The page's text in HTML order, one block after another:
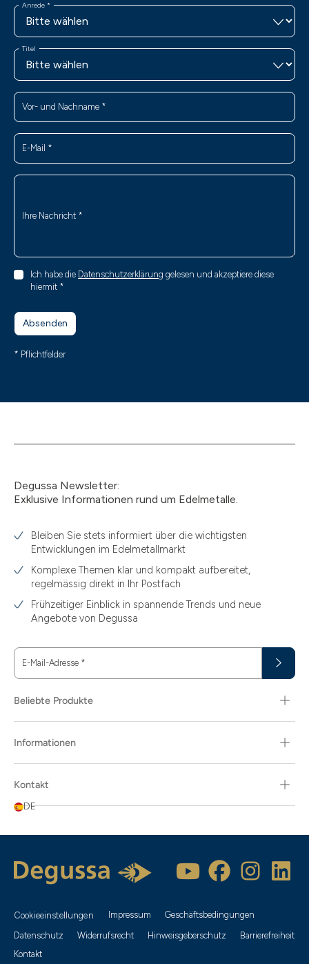
Anrede *
Titel
Vor- und Nachname *
E-Mail *
Ihre Nachricht *
Ich habe die Datenschutzerklärung gelesen und akzeptiere diese
hiermit *
Absenden
* Pflichtfelder
Degussa Newsletter:
Exklusive Informationen rund um Edelmetalle.
Bleiben Sie stets informiert über die wichtigsten
Entwicklungen im Edelmetallmarkt
Komplexe Themen klar und kompakt aufbereitet,
regelmässig direkt in Ihr Postfach
Frühzeitiger Einblick in spannende Trends und neue
Angebote von Degussa
E-Mail-Adresse *
Beliebte Produkte
Informationen
Kontakt
DE
Cookieeinstellungen Impressum
Geschäftsbedingungen
Datenschutz
Widerrufsrecht Hinweisgeberschutz
Barrierefreiheit
Kontakt